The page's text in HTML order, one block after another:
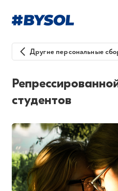
Другие персональные
cтудентов